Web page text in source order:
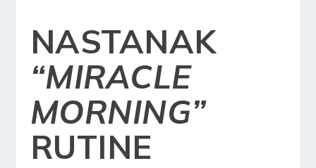
NASTANAK
“MIRACLE
MORNING”
RUTINE